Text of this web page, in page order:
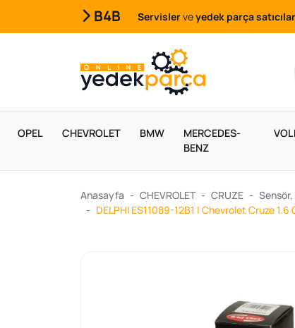
B4B Servislerveyedek parça
OPEL CHEVROLET BMW
MERCEDES-
BENZ
Anasayfa CHEVROLET CRUZE
DELPHI ES11089-12B1 | Chevrolet Cruze